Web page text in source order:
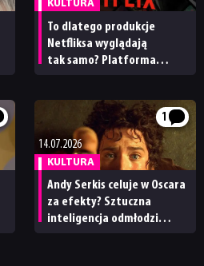
KULTURA
To dlatego produkcje
Netfliksa wyglądają
tak samo? Platforma
1
14.07.2026
KULTURA
Andy Serkis celuje w Oscara
za efekty? Sztuczna
inteligencja odmłodzi